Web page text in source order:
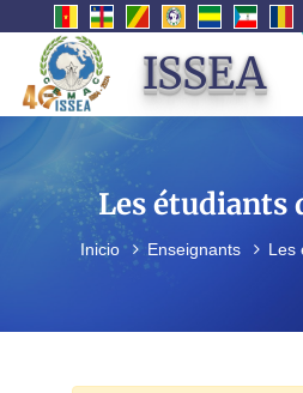
ISSEA
Les étudiants
Inicio Enseignants Les